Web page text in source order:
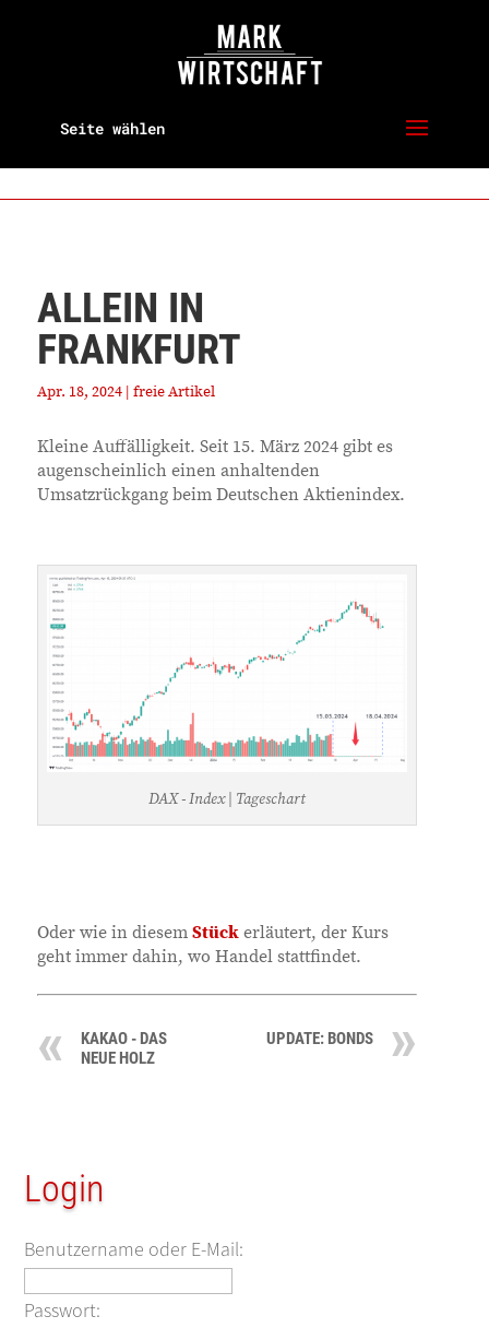
Seite wählen
ALLEIN IN
FRANKFURT
Apr. 18, 2024| freie Artikel
Kleine Auffälligkeit. Seit 15. März 2024 gibt es
augenscheinlich einen anhaltenden
Umsatzrückgang beim Deutschen Aktienindex.
DAX - Index | Tageschart
Oder wie in diesemStückerläutert, der Kurs
geht immer dahin, wo Handel stattfindet.
KAKAO - DAS
NEUE HOLZ
UPDATE: BONDS
Login
Benutzername oder E-Mail:
Passwort: